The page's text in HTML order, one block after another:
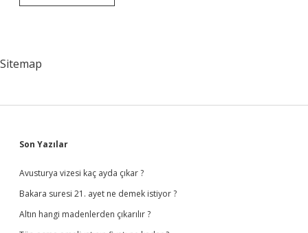
Körlük
Sitemap
Sidebar
Son Yazılar
Avusturya vizesi kaç ayda çıkar ?
Bakara suresi 21. ayet ne demek istiyor ?
Altın hangi madenlerden çıkarılır ?